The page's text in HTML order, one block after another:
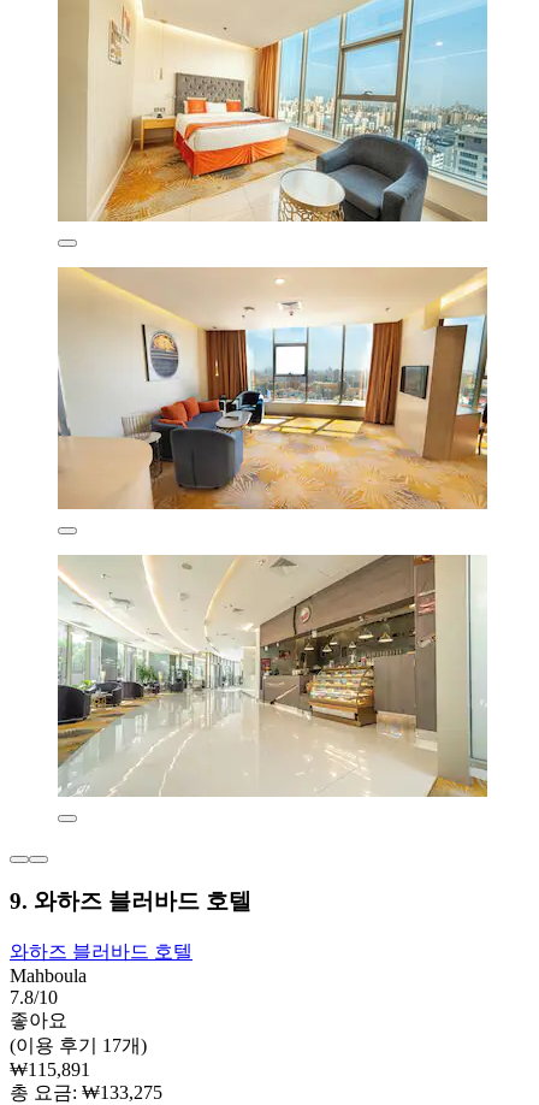
9. 와하즈 블러바드 호텔
와하즈 블러바드 호텔
Mahboula
7.8/10
좋아요
(이용 후기 17개)
₩115,891
총 요금: ₩133,275